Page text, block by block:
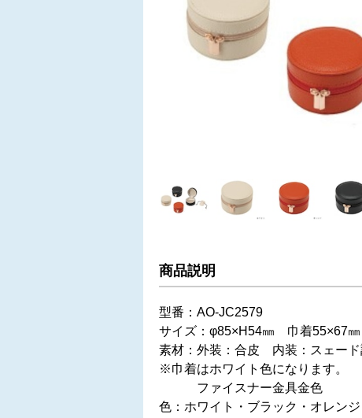
商品説明
型番：AO-JC2579
サイズ：φ85×H54㎜ 巾着55×67㎜
素材：外装：合皮 内装：スェー
※巾着はホワイト色になります。
ファイスナー金具金色
色：ホワイト・ブラック・オレンジ